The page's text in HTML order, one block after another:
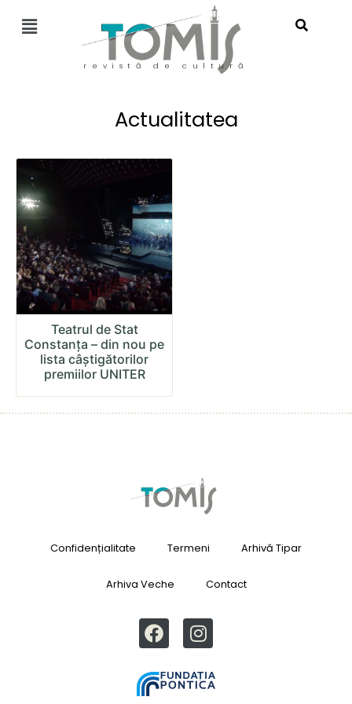
revistă de cultură
Actualitatea
Teatrul de Stat
Constanța – din nou pe
lista câștigătorilor
premiilor UNITER
Confidențialitate Termeni Arhivă Tipar
Arhiva Veche Contact